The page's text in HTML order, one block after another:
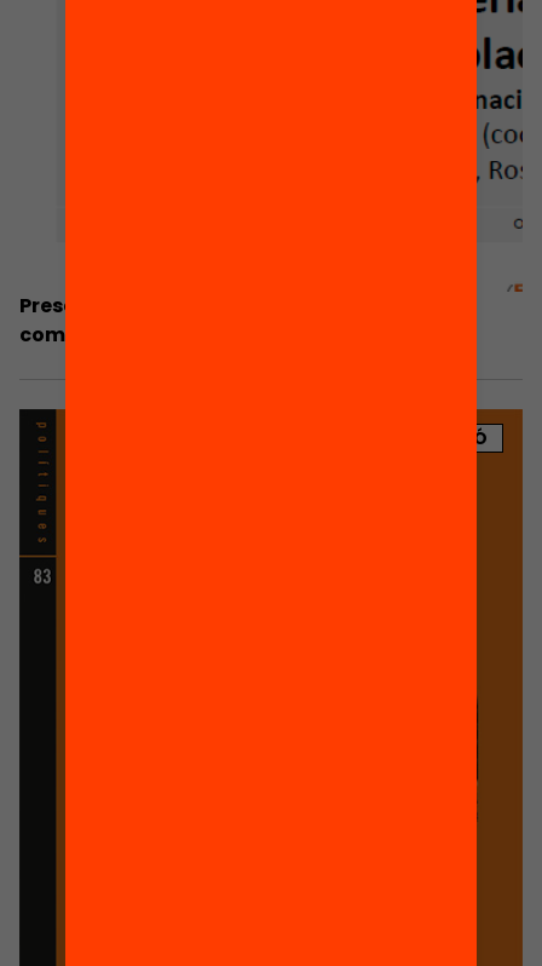
Presentació: Els reptes en matèria de
competències de la població adulta
PUBLICACIÓ